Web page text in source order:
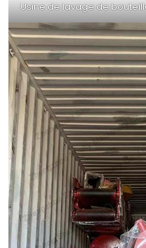
Usine de lavage de